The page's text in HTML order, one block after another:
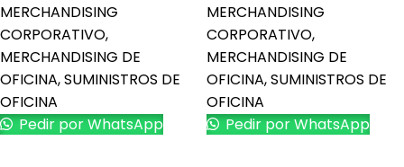
MERCHANDISING
CORPORATIVO,
MERCHANDISING DE
OFICINA,SUMINISTROS DE
OFICINA
Pedir por WhatsApp
MERCHANDISING
CORPORATIVO,
MERCHANDISING DE
OFICINA,SUMINISTROS DE
OFICINA
Pedir por WhatsApp